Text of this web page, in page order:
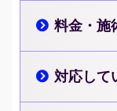
料金・施
対応して